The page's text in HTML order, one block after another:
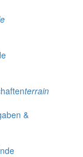
terrain
&